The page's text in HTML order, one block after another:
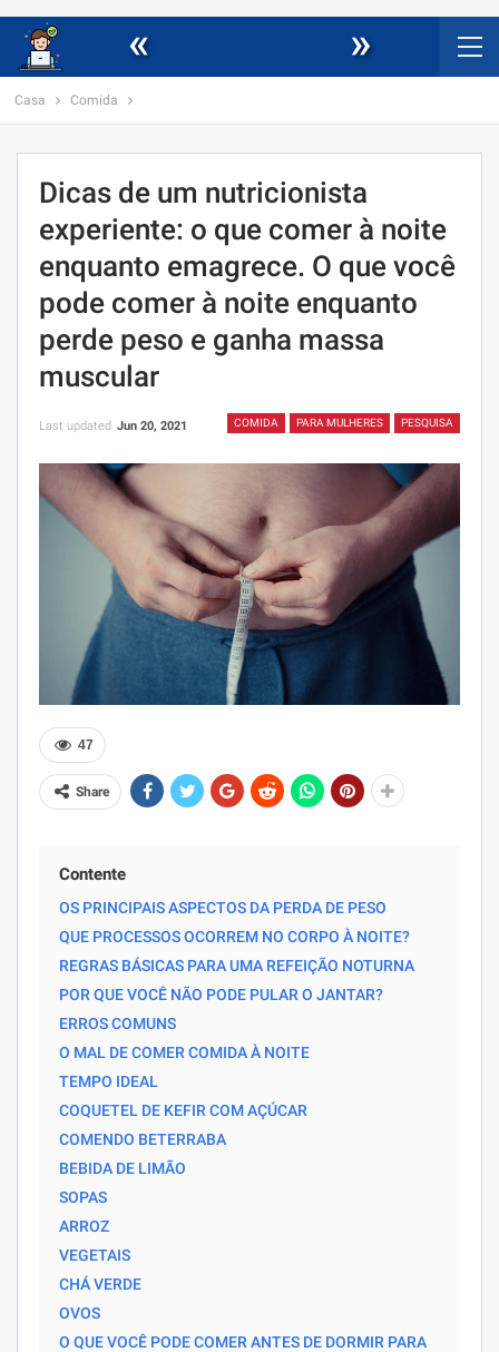
« »
Casa Comida
Dicas de um nutricionista
experiente: o que comer à noite
enquanto emagrece. O que você
pode comer à noite enquanto
perde peso e ganha massa
muscular
COMIDA PARA MULHERES PESQUISA
Last updated Jun 20, 2021
47
Share
Contente
OS PRINCIPAIS ASPECTOS DA PERDA DE PESO
QUE PROCESSOS OCORREM NO CORPO À NOITE?
REGRAS BÁSICAS PARA UMA REFEIÇÃO NOTURNA
POR QUE VOCÊ NÃO PODE PULAR O JANTAR?
ERROS COMUNS
O MAL DE COMER COMIDA À NOITE
TEMPO IDEAL
COQUETEL DE KEFIR COM AÇÚCAR
COMENDO BETERRABA
BEBIDA DE LIMÃO
SOPAS
ARROZ
VEGETAIS
CHÁ VERDE
OVOS
O QUE VOCÊ PODE COMER ANTES DE DORMIR PARA